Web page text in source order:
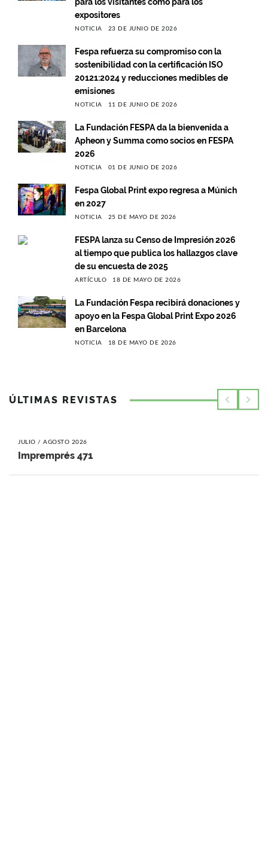
expositores
NOTICIA 23 DE JUNIO DE 2026
Fespa refuerza su compromiso con la
sostenibilidad con la certificación ISO
20121:2024 y reducciones medibles de
emisiones
NOTICIA 11 DE JUNIO DE 2026
La Fundación FESPA da la bienvenida a
Apheon y Summa como socios en FESPA
2026
NOTICIA 01 DE JUNIO DE 2026
Fespa Global Print expo regresa a Múnich
en 2027
NOTICIA 25 DE MAYO DE 2026
FESPA lanza su Censo de Impresión 2026
al tiempo que publica los hallazgos clave
de su encuesta de 2025
ARTÍCULO 18 DE MAYO DE 2026
La Fundación Fespa recibirá donaciones y
apoyo en la Fespa Global Print Expo 2026
en Barcelona
NOTICIA 18 DE MAYO DE 2026
ÚLTIMAS REVISTAS
JULIO / AGOSTO 2026
Impremprés 471